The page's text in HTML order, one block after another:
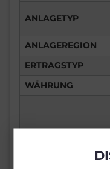
ANLAGETYP
ANLAGEREGION
ERTRAGSTYP
WÄHRUNG